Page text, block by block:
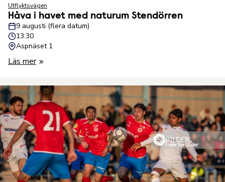
Utflyktsvägen
Håva i havet med naturum Stendörren
9 augusti (flera datum)
13:30
Aspnäset 1
Läs mer